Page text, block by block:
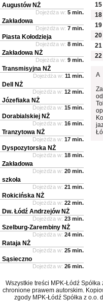
15
18
19
20
21
22
A
Augustów NŻ
Dojeżdża w: 5 min.
Zakładowa
Dojeżdża w: 7 min.
Piasta Kołodzieja
Dojeżdża w: 8 min.
Zakładowa NŻ
Dojeżdża w: 9 min.
Transmisyjna NŻ
Dojeżdża w: 11 min.
Dell NŻ
Dojeżdża w: 12 min.
Józefiaka NŻ
Dojeżdża w: 15 min.
Dorabialskiej NŻ
Dojeżdża w: 16 min.
Tranzytowa NŻ
Dojeżdża w: 17 min.
Dyspozytorska NŻ
Dojeżdża w: 18 min.
Zakładowa
Dojeżdża w: 20 min.
szkoła
Dojeżdża w: 21 min.
Rokicińska NŻ
Dojeżdża w: 22 min.
Dw. Łódź Andrzejów NŻ
Dojeżdża w: 23 min.
Szelburg-Zarembiny NŻ
Dojeżdża w: 24 min.
Rataja NŻ
Dojeżdża w: 25 min.
Sąsieczno
Dojeżdża w: 26 min.
Wszystkie treści MPK-Łódź
chronione prawem autorskim.
zgody MPK-Łódź Spółka z o.o.